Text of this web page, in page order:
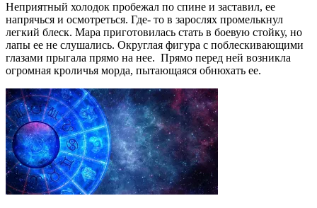
Неприятный холодок пробежал по спине и заставил, ее
напрячься и осмотреться. Где- то в зарослях промелькнул
легкий блеск. Мара приготовилась стать в боевую стойку, но
лапы ее не слушались. Округлая фигура с поблескивающими
глазами прыгала прямо на нее. Прямо перед ней возникла
огромная кроличья морда, пытающаяся обнюхать ее.